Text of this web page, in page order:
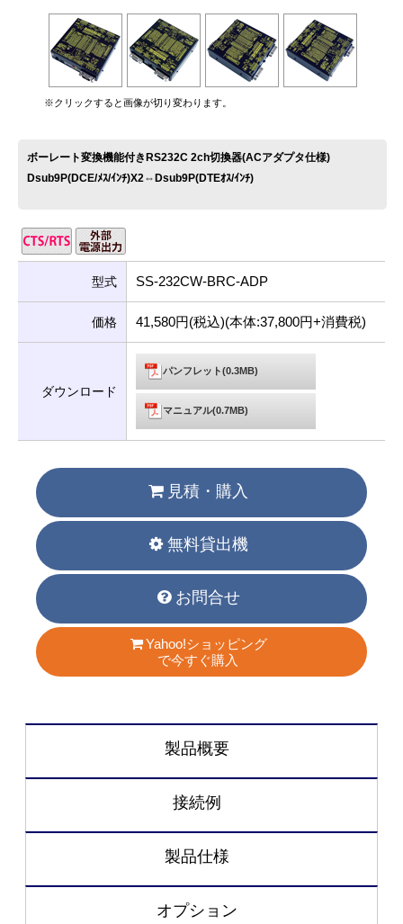
※クリックすると画像が切り変わります。
ボーレート変換機能付きRS232C 2ch切換器(ACアダプタ仕様)
Dsub9P(DCE/ﾒｽ/ｲﾝﾁ)X2⇔Dsub9P(DTEｵｽ/ｲﾝﾁ)
型式 SS-232CW-BRC-ADP
価格 41,580円(税込)(本体:37,800円+消費税)
ダウンロード
パンフレット(0.3MB)
マニュアル(0.7MB)
見積・購入
無料貸出機
お問合せ
Yahoo!ショッピング
で今すぐ購入
製品概要
接続例
製品仕様
オプション